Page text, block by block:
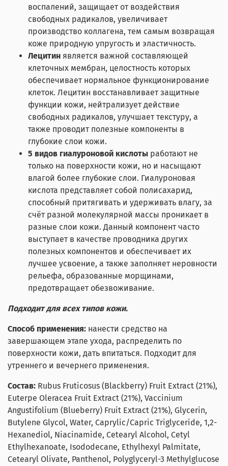
воспалений, защищает от воздействия
свободных радикалов, увеличивает
производство коллагена, тем самым возвращая
коже природную упругость и эластичность.
Лецитин является важной составляющей
клеточных мембран, целостность которых
обеспечивает нормальное функционирование
клеток. Лецитин восстанавливает защитные
функции кожи, нейтрализует действие
свободных радикалов, улучшает текстуру, а
также проводит полезные компоненты в
глубокие слои кожи.
5 видов гиалуроновой кислоты работают не
только на поверхности кожи, но и насыщают
влагой более глубокие слои. Гиалуроновая
кислота представляет собой полисахарид,
способный притягивать и удерживать влагу, за
счёт разной молекулярной массы проникает в
разные слои кожи. Данный компонент часто
выступает в качестве проводника других
полезных компонентов и обеспечивает их
лучшее усвоение, а также заполняет неровности
рельефа, образованные морщинами,
предотвращает обезвоживание.
Подходит для всех типов кожи.
Способ применения: нанести средство на
завершающем этапе ухода, распределить по
поверхности кожи, дать впитаться. Подходит для
утреннего и вечернего применения.
Состав: Rubus Fruticosus (Blackberry) Fruit Extract (21%),
Euterpe Oleracea Fruit Extract (21%), Vaccinium
Angustifolium (Blueberry) Fruit Extract (21%), Glycerin,
Butylene Glycol, Water, Caprylic/Capric Triglyceride, 1,2-
Hexanediol, Niacinamide, Cetearyl Alcohol, Cetyl
Ethylhexanoate, Isododecane, Ethylhexyl Palmitate,
Cetearyl Olivate, Panthenol, Polyglyceryl-3 Methylglucose